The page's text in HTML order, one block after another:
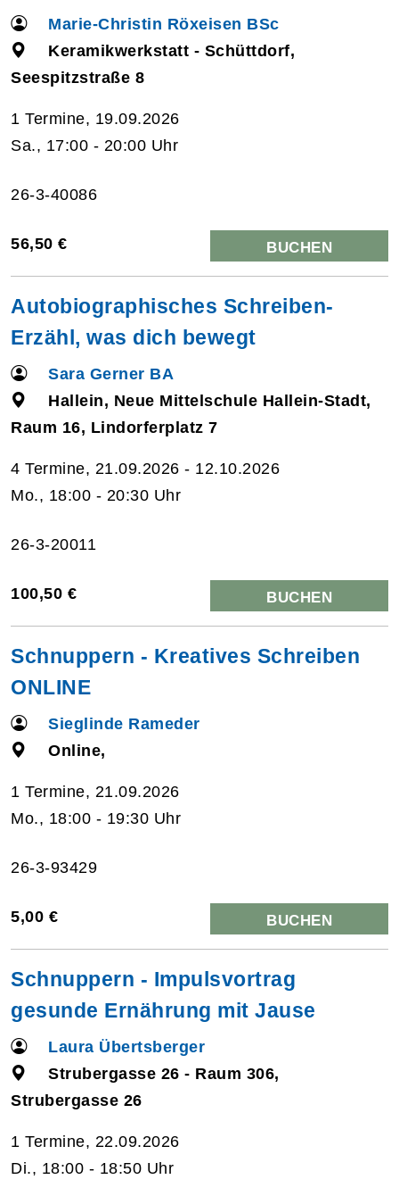
Marie-Christin Röxeisen BSc
Keramikwerkstatt - Schüttdorf,
Seespitzstraße 8
1 Termine, 19.09.2026
Sa., 17:00 - 20:00 Uhr
26-3-40086
56,50 € BUCHEN
Autobiographisches Schreiben-
Erzähl, was dich bewegt
Sara Gerner BA
Hallein, Neue Mittelschule Hallein-Stadt,
Raum 16, Lindorferplatz 7
4 Termine, 21.09.2026 - 12.10.2026
Mo., 18:00 - 20:30 Uhr
26-3-20011
100,50 € BUCHEN
Schnuppern - Kreatives Schreiben
ONLINE
Sieglinde Rameder
Online,
1 Termine, 21.09.2026
Mo., 18:00 - 19:30 Uhr
26-3-93429
5,00 € BUCHEN
Schnuppern - Impulsvortrag
gesunde Ernährung mit Jause
Laura Übertsberger
Strubergasse 26 - Raum 306,
Strubergasse 26
1 Termine, 22.09.2026
Di., 18:00 - 18:50 Uhr